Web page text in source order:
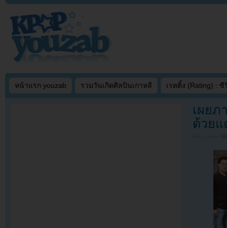
หน้าแรก youzab รวมวันเกิดศิลปินเกาหลี เรตติ้ง (Rating) : ซี
เผยภ
ด้วยแ